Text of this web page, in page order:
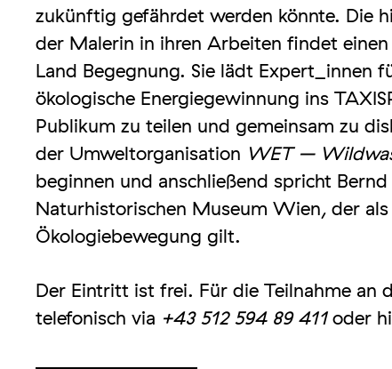
zukünftig gefährdet werden könnte. Die
der Malerin in ihren Arbeiten findet
Land Begegnung. Sie lädt Expert_innen
ökologische Energiegewinnung ins
Publikum zu teilen und gemeinsam zu
der Umweltorganisation WET –
beginnen und anschließend spricht
Naturhistorischen Museum Wien, der
Ökologiebewegung gilt.
Der Eintritt ist frei. Für die Teilnahme an
telefonisch via +43 512 594 89 411oder